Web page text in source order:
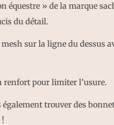
» de la marque
du détail.
sur la ligne du dessus
renfort pour limiter l’usure.
trouver des
!